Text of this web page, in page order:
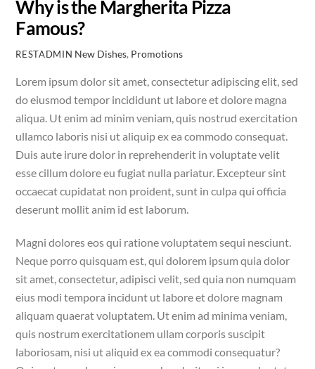
Why is the Margherita Pizza
Famous?
RESTADMIN New Dishes, Promotions
Lorem ipsum dolor sit amet, consectetur adipiscing elit, sed
do eiusmod tempor incididunt ut labore et dolore magna
aliqua. Ut enim ad minim veniam, quis nostrud exercitation
ullamco laboris nisi ut aliquip ex ea commodo consequat.
Duis aute irure dolor in reprehenderit in voluptate velit
esse cillum dolore eu fugiat nulla pariatur. Excepteur sint
occaecat cupidatat non proident, sunt in culpa qui officia
deserunt mollit anim id est laborum.
Magni dolores eos qui ratione voluptatem sequi nesciunt.
Neque porro quisquam est, qui dolorem ipsum quia dolor
sit amet, consectetur, adipisci velit, sed quia non numquam
eius modi tempora incidunt ut labore et dolore magnam
aliquam quaerat voluptatem. Ut enim ad minima veniam,
quis nostrum exercitationem ullam corporis suscipit
laboriosam, nisi ut aliquid ex ea commodi consequatur?